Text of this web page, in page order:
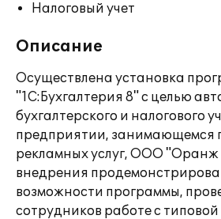
Налоговый учет
Описание
Осуществлена установка
"1C:Бухгалтерия 8" с целью
бухгалтерского и налогового
предприятии, занимающемся
рекламных услуг, ООО "Оранж
внедрения
возможности программы,
сотрудников работе с